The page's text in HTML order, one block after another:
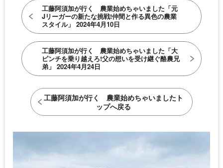
工藤阿須加が行く 農業始めちゃいました「元
Jリーガーの新たな挑戦!仲間と作る異色の農業
スタイル」 2024年4月10日
工藤阿須加が行く 農業始めちゃいました「大
ピンチを乗り越えろ!父の想いを受け継ぐ酪農兄
弟」 2024年4月24日
工藤阿須加が行く 農業始めちゃいましたト
ップへ戻る